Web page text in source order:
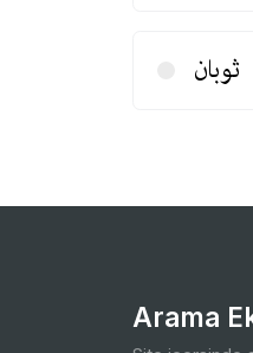
ثوبان
Arama